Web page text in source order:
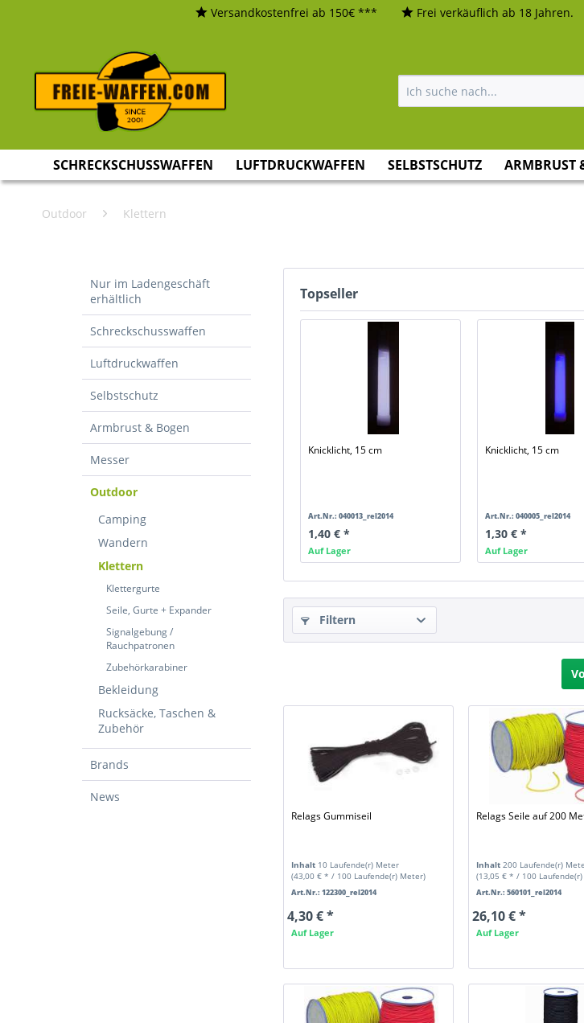
Versandkostenfrei ab 150€ *** Frei verkäuflich ab 18 Jahren.
SCHRECKSCHUSSWAFFEN LUFTDRUCKWAFFEN SELBSTSCHUTZ ARMBRUST
Outdoor Klettern
Nur im Ladengeschäft
erhältlich
Schreckschusswaffen
Luftdruckwaffen
Selbstschutz
Armbrust & Bogen
Messer
Outdoor
Camping
Wandern
Klettern
Klettergurte
Seile, Gurte + Expander
Signalgebung /
Rauchpatronen
Zubehörkarabiner
Bekleidung
Rucksäcke, Taschen &
Zubehör
Brands
News
Topseller
Knicklicht, 15 cm
Art.Nr.: 040013_rel2014
1,40 € *
Auf Lager
Knicklicht, 15 cm
Art.Nr.: 040005_rel2014
1,30 € *
Auf Lager
Filtern
Relags Gummiseil
Inhalt 10 Laufende(r) Meter
(43,00 € * / 100 Laufende(r) Meter)
Art.Nr.: 122300_rel2014
4,30 € *
Auf Lager
Relags Seile auf 200
Inhalt 200 Laufende(r)
(13,05 € * / 100
Art.Nr.: 560101_rel2014
26,10 € *
Auf Lager